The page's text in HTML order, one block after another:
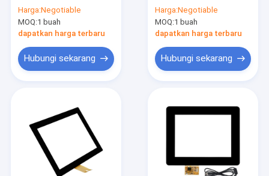
Monitor Sentuh Inframerah
PC Sentuh AIO
Layar Sentuh PCAP
Layar Sentuh Inframerah
Monitor Tampilan Industri
Monitor Sentuh SAW
Untuk Kios 11,6 Inch
Harga:Negotiable
MOQ:1 buah
dapatkan harga terbaru
Hubungi sekarang
Persegi 12.1 inci
Harga:Negotiable
MOQ:1 buah
dapatkan harga terbaru
Hubungi sekarang